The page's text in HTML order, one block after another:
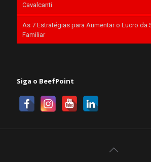
Cavalcanti
As 7 Estratégias para Aumentar o Lucro da
Familiar
Siga o BeefPoint